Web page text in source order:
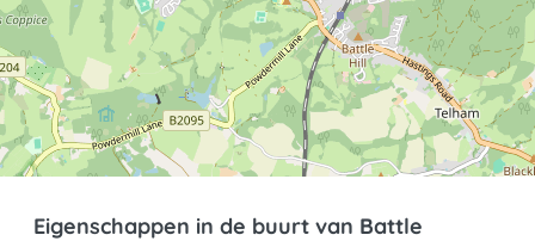
Eigenschappen in de buurt van Battle